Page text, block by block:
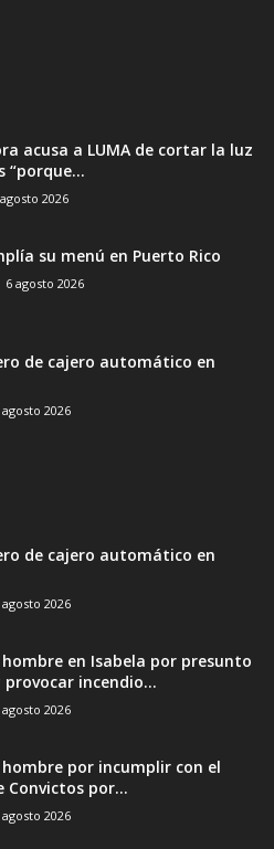
acusa a LUMA de cortar la luz
“porque...
2026
su menú en Puerto Rico
6 agosto 2026
de cajero automático en
agosto 2026
de cajero automático en
agosto 2026
en Isabela por presunto
incendio...
agosto 2026
por incumplir con el
Convictos por...
agosto 2026